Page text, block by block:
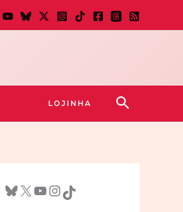
LOJINHA Pesquisar
Bluesky X Youtube InstagramTikTok